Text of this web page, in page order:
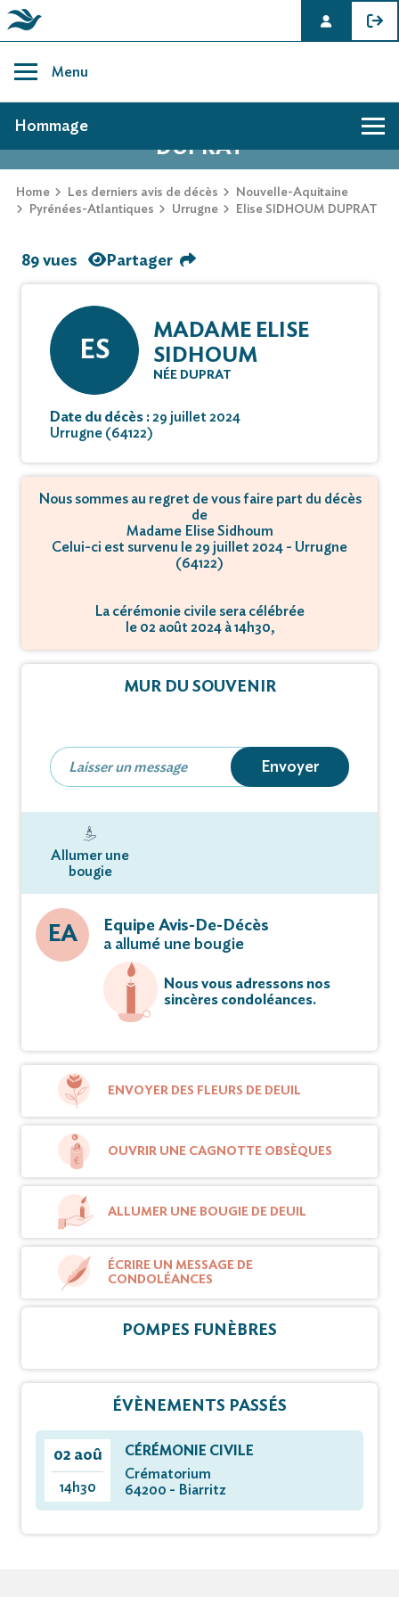
content
Menu
AVIS DE DÉCÈS DE ELISE SIDHOUM
DUPRAT
Home Les derniers avis de décès
Nouvelle-Aquitaine
Pyrénées-Atlantiques
Urrugne Elise SIDHOUM DUPRAT
Hommage
89 vues Partager
ES
MADAME ELISE
SIDHOUM
NÉE DUPRAT
Date du décès :29 juillet 2024
Urrugne (64122)
Nous sommes au regret de vous faire part du décès
de
Madame Elise Sidhoum
Celui-ci est survenu le 29 juillet 2024 - Urrugne
(64122)
La cérémonie civile sera célébrée
le 02 août 2024 à 14h30,
MUR DU SOUVENIR
Envoyer
Allumer une
bougie
EA
Equipe Avis-De-Décès
a allumé une bougie
Nous vous adressons nos
sincères condoléances.
ENVOYER DES FLEURS DE DEUIL
OUVRIR UNE CAGNOTTE OBSÈQUES
ALLUMER UNE BOUGIE DE DEUIL
ÉCRIRE UN MESSAGE DE
CONDOLÉANCES
POMPES FUNÈBRES
ÉVÈNEMENTS PASSÉS
02 aoû
14h30
CÉRÉMONIE CIVILE
Créma­to­rium
64200 - Biarritz